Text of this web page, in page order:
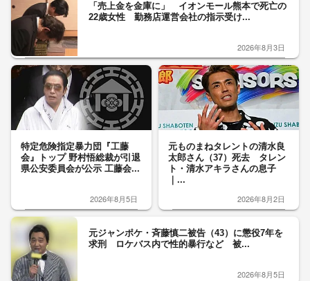
「売上金を金庫に」 イオンモール熊本で死亡の
22歳女性 勤務店運営会社の指示受け...
2026年8月3日
特定危険指定暴力団『工藤
会』トップ 野村悟総裁が引退
県公安委員会が公示 工藤会...
2026年8月5日
元ものまねタレントの清水良
太郎さん（37）死去 タレン
ト・清水アキラさんの息子
｜...
2026年8月2日
元ジャンポケ・斉藤慎二被告（43）に懲役7年を
求刑 ロケバス内で性的暴行など 被...
2026年8月5日